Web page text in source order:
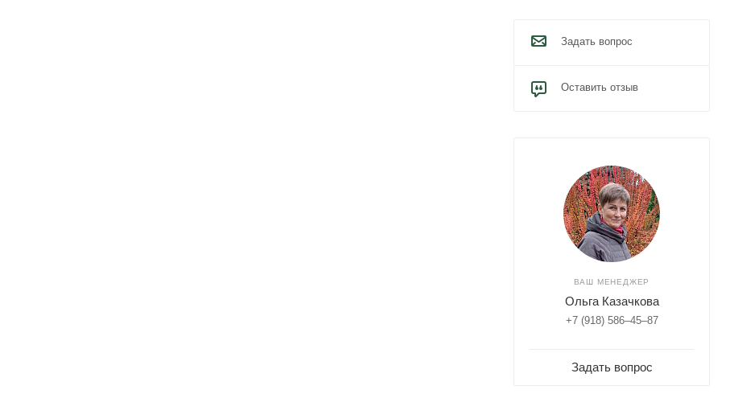
Задать вопрос
Оставить отзыв
ВАШ МЕНЕДЖЕР
Ольга Казачкова
+7 (918) 586–45–87
Задать вопрос